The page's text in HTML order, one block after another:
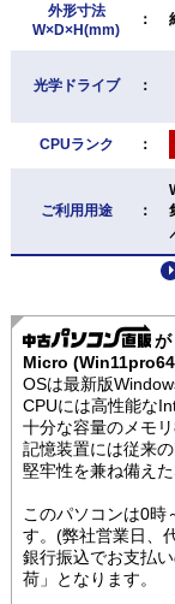
外形寸法
W×D×H(mm)
：
光学ドライブ ：
CPUランク ：
ご利用用途 ：
が
Micro
OSは最新版
CPUには高性能な
十分な容量のメモリ
記憶装置には従来
堅牢性を兼ね備え
このパソコンは0時
す。(弊社営業日、
銀行振込でお支払
荷」となります。